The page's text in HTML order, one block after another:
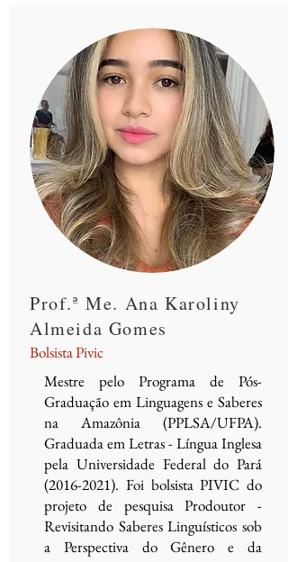
Prof.ª Me. Ana Karoliny
Almeida Gomes
Bolsista Pivic
Mestre pelo Programa de Pós-
Graduação em Linguagens e Saberes
na Amazônia (PPLSA/UFPA).
Graduada em Letras - Língua Inglesa
pela Universidade Federal do Pará
(2016-2021). Foi bolsista PIVIC do
projeto de pesquisa Prodoutor -
Revisitando Saberes Linguísticos sob
a Perspectiva do Gênero e da